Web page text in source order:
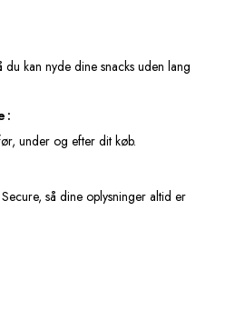
kan nyde dine snacks uden lang
under og efter dit køb.
så dine oplysninger altid er